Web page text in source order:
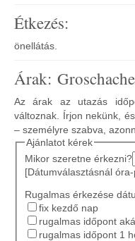
Étkezés:
önellátás.
Árak:
Az árak az utazás
változnak. Írjon nekünk,
– személyre szabva,
Ajánlatot kérek
Mikor szeretne érkezni?
[Dátumválasztásnál
Rugalmas érkezése
fix kezdő nap
rugalmas időpont
rugalmas időpont 1